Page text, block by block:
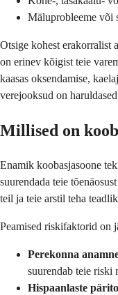
Mäluprobleeme või
Otsige kohest erakorralist
on erinev kõigist teie
kaasas oksendamise,
verejooksud on
Millised on
Enamik koobasjasoone
suurendada teie
teil ja teie arstil teha
Peamised riskifaktorid on
Perekonna
suurendab teie riski
Hispaanlaste